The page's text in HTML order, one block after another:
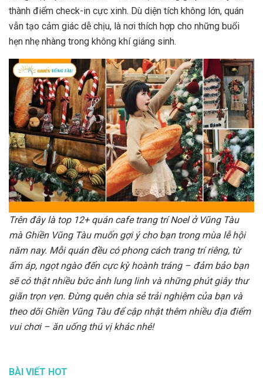
thành điểm check-in cực xinh. Dù diện tích không lớn, quán
vẫn tạo cảm giác dễ chịu, là nơi thích hợp cho những buổi
hẹn nhẹ nhàng trong không khí giáng sinh.
Trên đây là top 12+ quán cafe trang trí Noel ở Vũng Tàu
mà Ghiền Vũng Tàu muốn gợi ý cho bạn trong mùa lễ hội
năm nay. Mỗi quán đều có phong cách trang trí riêng, từ
ấm áp, ngọt ngào đến cực kỳ hoành tráng – đảm bảo bạn
sẽ có thật nhiều bức ảnh lung linh và những phút giây thư
giãn trọn vẹn. Đừng quên chia sẻ trải nghiệm của bạn và
theo dõi Ghiền Vũng Tàu để cập nhật thêm nhiều địa điểm
vui chơi – ăn uống thú vị khác nhé!
BÀI VIẾT HOT